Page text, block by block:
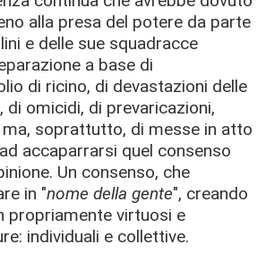
alla presa del potere da parte
e delle sue squadracce
a base di
di ricino, di devastazioni delle
di omicidi, di prevaricazioni,
soprattutto, di messe in atto
accaparrarsi quel consenso
Un consenso, che
in "nome della gente", creando
propriamente virtuosi e
individuali e collettive.